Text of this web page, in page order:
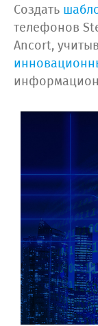
Создать
телефонов
Ancort,